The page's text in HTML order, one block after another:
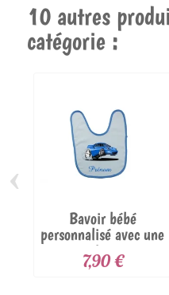
10 autres
catégorie :
Bavoir bébé
personnalisé avec une
voiture
7,90 €
‹